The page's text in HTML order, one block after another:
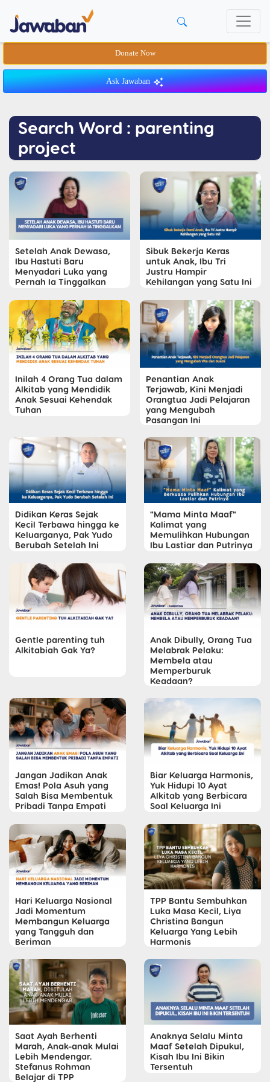
Donate Now
Ask Jawaban
Search Word : parenting
project
Setelah Anak Dewasa,
Ibu Hastuti Baru
Menyadari Luka yang
Pernah Ia Tinggalkan
Sibuk Bekerja Keras
untuk Anak, Ibu Tri
Justru Hampir
Kehilangan yang Satu Ini
Inilah 4 Orang Tua dalam
Alkitab yang Mendidik
Anak Sesuai Kehendak
Tuhan
Penantian Anak
Terjawab, Kini Menjadi
Orangtua Jadi Pelajaran
yang Mengubah
Pasangan Ini
Didikan Keras Sejak
Kecil Terbawa hingga ke
Keluarganya, Pak Yudo
Berubah Setelah Ini
"Mama Minta Maaf"
Kalimat yang
Memulihkan Hubungan
Ibu Lastiar dan Putrinya
Gentle parenting tuh
Alkitabiah Gak Ya?
Anak Dibully, Orang Tua
Melabrak Pelaku:
Membela atau
Memperburuk
Keadaan?
Jangan Jadikan Anak
Emas! Pola Asuh yang
Salah Bisa Membentuk
Pribadi Tanpa Empati
Biar Keluarga Harmonis,
Yuk Hidupi 10 Ayat
Alkitab yang Berbicara
Soal Keluarga Ini
Hari Keluarga Nasional
Jadi Momentum
Membangun Keluarga
yang Tangguh dan
Beriman
TPP Bantu Sembuhkan
Luka Masa Kecil, Liya
Christina Bangun
Keluarga Yang Lebih
Harmonis
Saat Ayah Berhenti
Marah, Anak-anak Mulai
Lebih Mendengar.
Stefanus Rohman
Belajar di TPP
Anaknya Selalu Minta
Maaf Setelah Dipukul,
Kisah Ibu Ini Bikin
Tersentuh